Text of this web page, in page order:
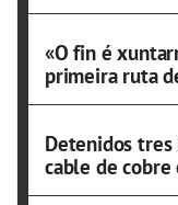
«O fin é
primeira ruta
Detenidos
cable de cobre